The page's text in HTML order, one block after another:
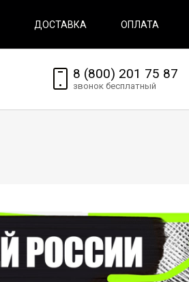
ДОСТАВКА ОПЛАТА
8 (800) 201 75 87
звонок бесплатный